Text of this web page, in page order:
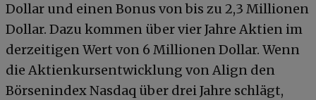
Dollar und einen Bonus von bis zu 2,3 Millionen
Dollar. Dazu kommen über vier Jahre Aktien im
derzeitigen Wert von 6 Millionen Dollar. Wenn
die Aktienkursentwicklung von Align den
Börsenindex Nasdaq über drei Jahre schlägt,